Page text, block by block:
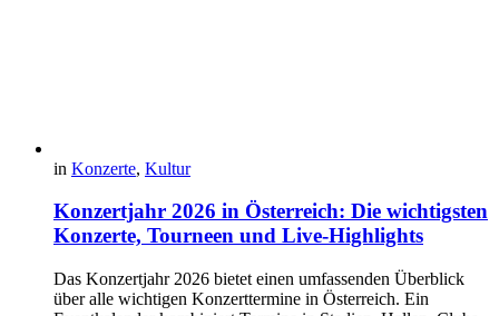
in Konzerte, Kultur
Konzertjahr 2026 in Österreich: Die wichtigsten
Konzerte, Tourneen und Live-Highlights
Das Konzertjahr 2026 bietet einen umfassenden Überblick
über alle wichtigen Konzerttermine in Österreich. Ein